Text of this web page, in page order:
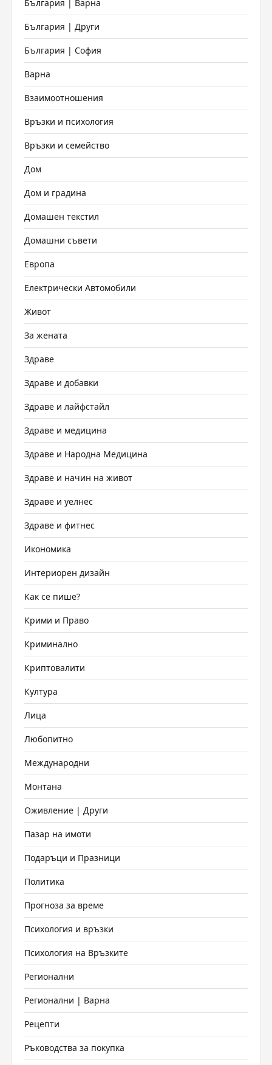
България | Варна
България | Други
България | София
Варна
Взаимоотношения
Връзки и психология
Връзки и семейство
Дом
Дом и градина
Домашен текстил
Домашни съвети
Европа
Електрически Автомобили
Живот
За жената
Здраве
Здраве и добавки
Здраве и лайфстайл
Здраве и медицина
Здраве и Народна Медицина
Здраве и начин на живот
Здраве и уелнес
Здраве и фитнес
Икономика
Интериорен дизайн
Как се пише?
Крими и Право
Криминално
Криптовалити
Култура
Лица
Любопитно
Международни
Монтана
Оживление | Други
Пазар на имоти
Подаръци и Празници
Политика
Прогноза за време
Психология и връзки
Психология на Връзките
Регионални
Регионални | Варна
Рецепти
Ръководства за покупка